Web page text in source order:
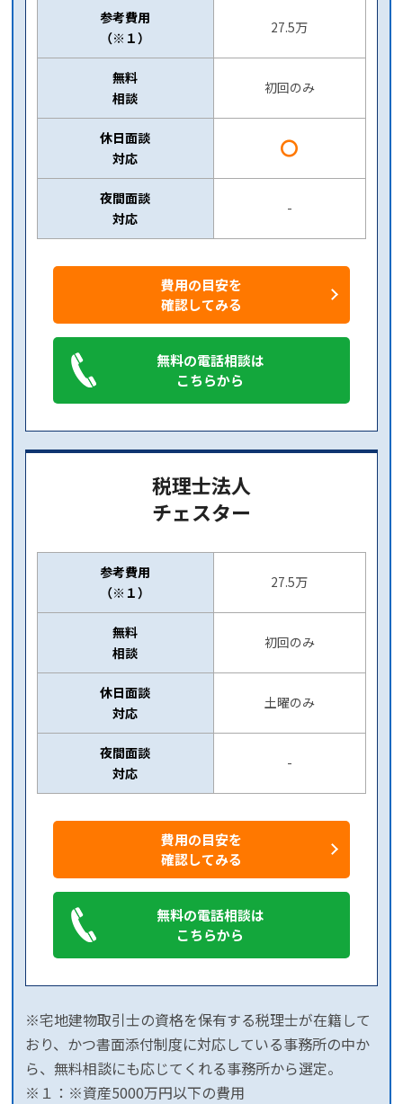
参考費用
（※１）
27.5万
無料
相談
初回のみ
休日面談
対応
〇
夜間面談
対応
-
費用の目安を
確認してみる
無料の電話相談は
こちらから
税理士法人
チェスター
参考費用
（※１）
27.5万
無料
相談
初回のみ
休日面談
対応
土曜のみ
夜間面談
対応
-
費用の目安を
確認してみる
無料の電話相談は
こちらから
※宅地建物取引士の資格を保有する税理士が在籍して
おり、かつ書面添付制度に対応している事務所の中か
ら、無料相談にも応じてくれる事務所から選定。
※１：※資産5000万円以下の費用